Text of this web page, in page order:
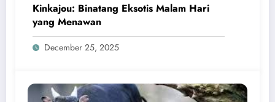
Kinkajou: Binatang Eksotis Malam Hari
yang Menawan
December 25, 2025